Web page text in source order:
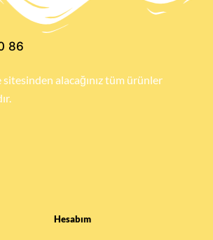
86
alacağınız tüm ürünler
Hesabım